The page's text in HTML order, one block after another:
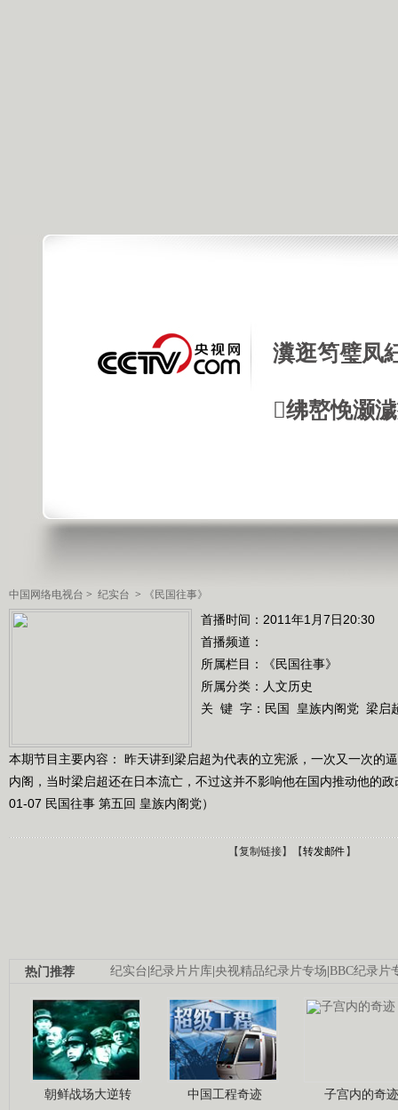
瀵逛笉璧凤
绋嶅悗灏
中国网络电视台 > 纪实台 > 《民国往事》
首播时间：2011年1月7日20:30
首播频道：
所属栏目：
《民国往事》
所属分类：人文历史
关 键 字： 民国 皇族内阁党 梁启
本期节目主要内容： 昨天讲到梁启超为代表的立宪派，一次又一次的
内阁，当时梁启超还在日本流亡，不过这并不影响他在国内推动他的
01-07 民国往事 第五回 皇族内阁党）
【复制链接】【转发邮件】
纪实台|纪录片片库|央视精品纪录片专场|BBC纪录片
热门推荐
朝鲜战场大逆转 中国工程奇迹 子宫内的奇迹